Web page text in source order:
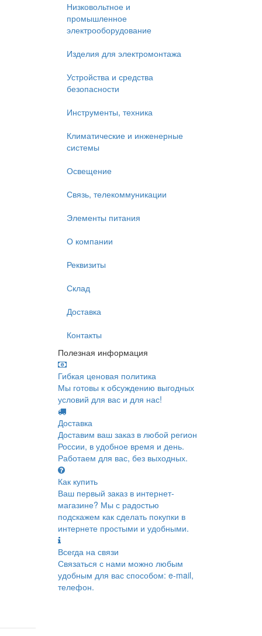
Низковольтное и
промышленное
электрооборудование
Изделия для электромонтажа
Устройства и средства
безопасности
Инструменты, техника
Климатические и инженерные
системы
Освещение
Связь, телекоммуникации
Элементы питания
О компании
Реквизиты
Склад
Доставка
Контакты
Полезная информация
Гибкая ценовая политика
Мы готовы к обсуждению выгодных
условий для вас и для нас!
Доставка
Доставим ваш заказ в любой регион
России, в удобное время и день.
Работаем для вас, без выходных.
Как купить
Ваш первый заказ в интернет-
магазине? Мы с радостью
подскажем как сделать покупки в
интернете простыми и удобными.
Всегда на связи
Связаться с нами можно любым
удобным для вас способом: e-mail,
телефон.